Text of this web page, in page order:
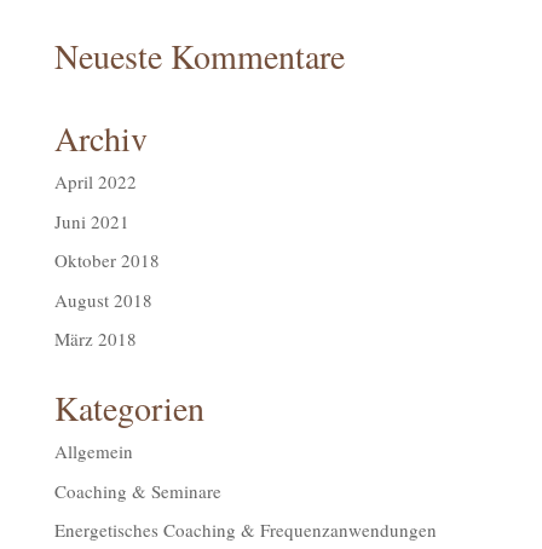
Neueste Kommentare
Archiv
April 2022
Juni 2021
Oktober 2018
August 2018
März 2018
Kategorien
Allgemein
Coaching & Seminare
Energetisches Coaching & Frequenzanwendungen